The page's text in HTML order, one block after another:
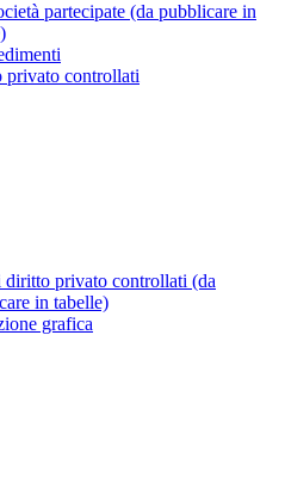
partecipate (da pubblicare in
controllati
diritto privato controllati (da
in tabelle)
grafica